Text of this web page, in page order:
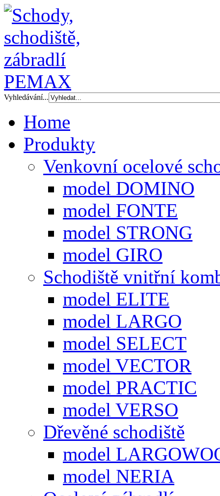
Vyhledávání...
Home
Produkty
Venkovní ocelové
model DOMINO
model FONTE
model STRONG
model GIRO
Schodiště vnitřní
model ELITE
model LARGO
model SELECT
model VECTOR
model PRACTIC
model VERSO
Dřevěné schodiště
model
model NERIA